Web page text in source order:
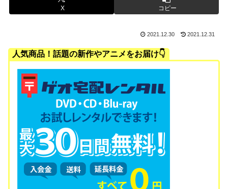
X コピー
2021.12.30 2021.12.31
人気商品！話題の新作やアニメをお届け👇